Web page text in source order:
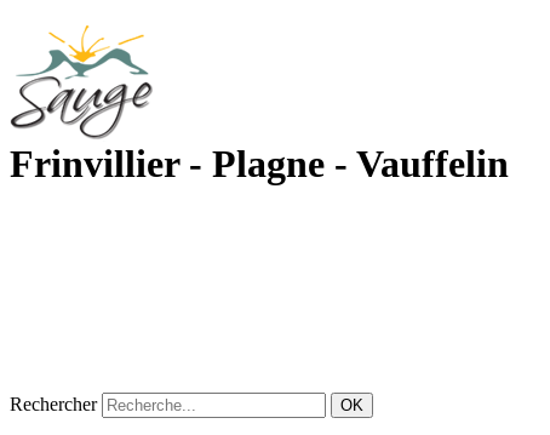
Frinvillier - Plagne - Vauffelin
Rechercher OK